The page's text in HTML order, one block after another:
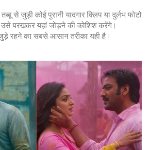
से जुड़ी कोई पुरानी यादगार क्लिप या दुर्लभ फोटो
परखकर यहां जोड़ने की कोशिश करेंगे।
रहने का सबसे आसान तरीका यही है।